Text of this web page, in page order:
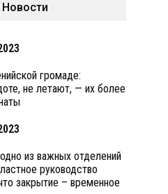
громаде:
не летают, — их более
из важных отделений
руководство
закрытие – временное